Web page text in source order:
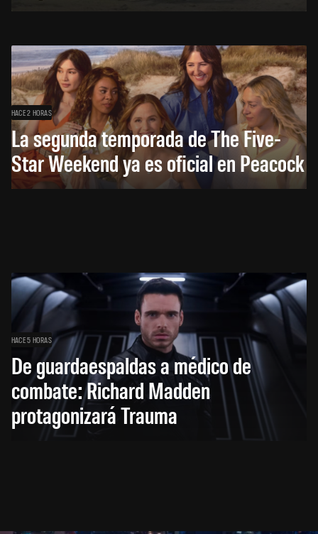
HACE 2 HORAS
La segunda temporada de The Five-
Star Weekend ya es oficial en Peacock
HACE 5 HORAS
De guardaespaldas a médico de
combate: Richard Madden
protagonizará Trauma